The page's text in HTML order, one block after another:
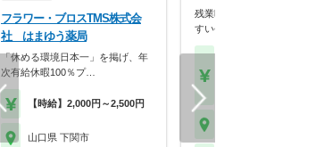
フラワー・ブロスTMS株式会
社 はまゆう薬局
「休める環境日本一」を掲げ、年
次有給休暇100％プ…
【時給】2,000円～2,500円
山口県 下関市
残業時間が月10時間未満！
すい会社です